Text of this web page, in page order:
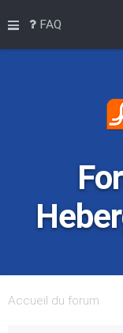
Raccourcis
FAQ
Accueil du forum